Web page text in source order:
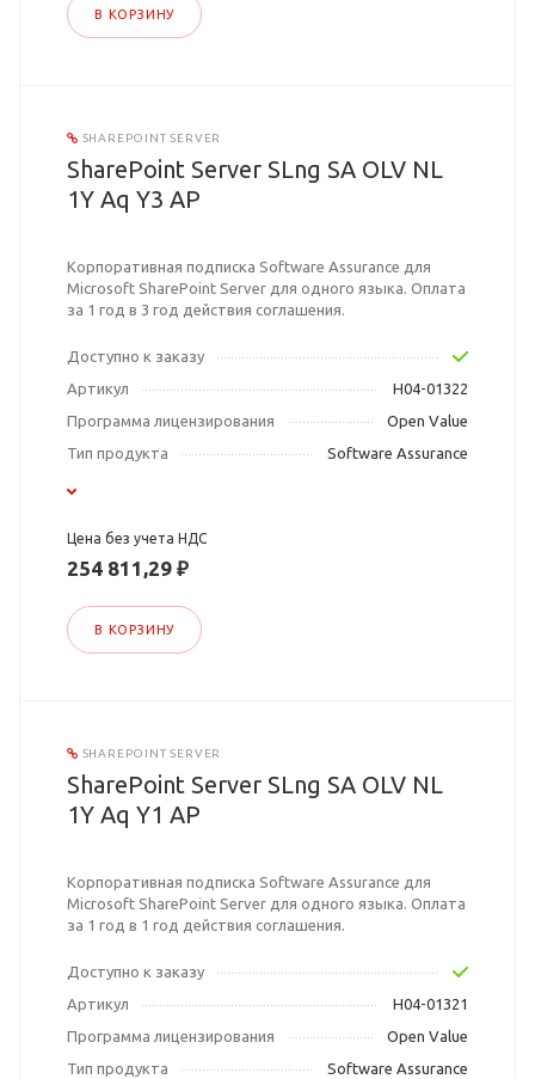
В КОРЗИНУ
SHAREPOINT SERVER
SharePoint Server SLng SA OLV NL
1Y Aq Y3 AP
Корпоративная подписка Software Assurance для
Microsoft SharePoint Server для одного языка. Оплата
за 1 год в 3 год действия соглашения.
Доступно к заказу
Артикул
H04-01322
Программа лицензирования
Open Value
Тип продукта
Software Assurance
Цена без учета НДС
254 811,29 ₽
В КОРЗИНУ
SHAREPOINT SERVER
SharePoint Server SLng SA OLV NL
1Y Aq Y1 AP
Корпоративная подписка Software Assurance для
Microsoft SharePoint Server для одного языка. Оплата
за 1 год в 1 год действия соглашения.
Доступно к заказу
Артикул
H04-01321
Программа лицензирования
Open Value
Тип продукта
Software Assurance